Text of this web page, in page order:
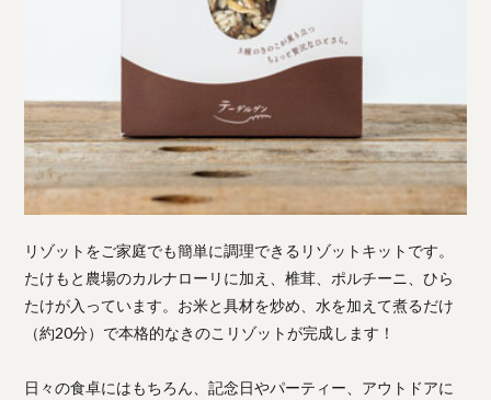
リゾットをご家庭でも簡単に調理できるリゾットキットです。
たけもと農場のカルナローリに加え、椎茸、ポルチーニ、ひら
たけが入っています。お米と具材を炒め、水を加えて煮るだけ
（約20分）で本格的なきのこリゾットが完成します！
日々の食卓にはもちろん、記念日やパーティー、アウトドアに